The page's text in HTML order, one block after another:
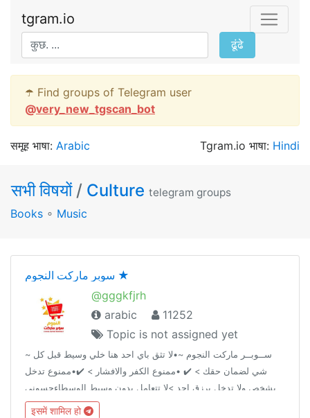
tgram.io
ढूंढे
☂️ Find groups of Telegram user
@very_new_tgscan_bot
समूह भाषा: Arabic Tgram.io भाषा: Hindi
सभी विषयों / Culture telegram groups
Books ∘ Music
سوبر ماركت النجوم ★
@gggkfjrh
arabic
11252
Topic is not assigned yet
~ ســوبــر ماركت النجوم ~•لا تثق باي احد هنا خلي وسيط قبل كل
شي لضمان حقك > ✔️ •ممنوع الكفر والافشار > ✔️•ممنوع تدخل
بشخص ولا تدخل برزق احد >لا تتعامل بدون وسيط الوسطاءحسوني
इसमें शामिल हो